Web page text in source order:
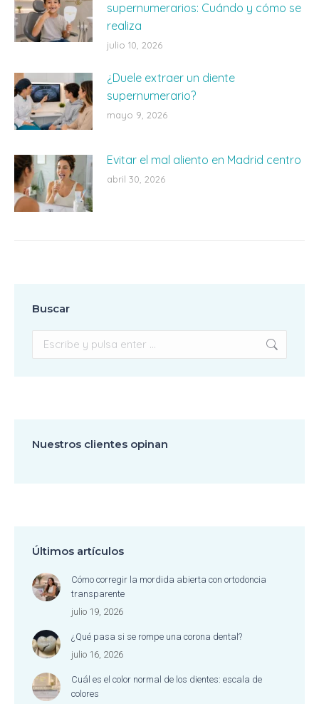
supernumerarios: Cuándo y cómo se
realiza
julio 10, 2026
¿Duele extraer un diente
supernumerario?
mayo 9, 2026
Evitar el mal aliento en Madrid centro
abril 30, 2026
Buscar
Nuestros clientes opinan
Últimos artículos
Cómo corregir la mordida abierta con ortodoncia
transparente
julio 19, 2026
¿Qué pasa si se rompe una corona dental?
julio 16, 2026
Cuál es el color normal de los dientes: escala de
colores